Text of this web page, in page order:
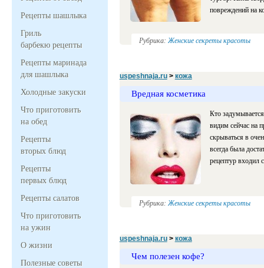
Рецепты шашлыка
Гриль
барбекю рецепты
Рецепты маринада
для шашлыка
Холодные закуски
Что приготовить
на обед
Рецепты
вторых блюд
Рецепты
первых блюд
Рецепты салатов
Что приготовить
на ужин
О жизни
Полезные советы
повреждений на
Рубрика: Женские секреты красоты
uspeshnaja.ru> кожа
Вредная косметика
Кто
видим сейчас на
скрываться в
всегда была
рецептур входил
Рубрика: Женские секреты красоты
uspeshnaja.ru> кожа
Чем полезен кофе?